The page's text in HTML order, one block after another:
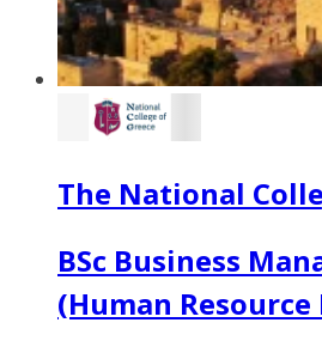
The National
BSc Business
(Human